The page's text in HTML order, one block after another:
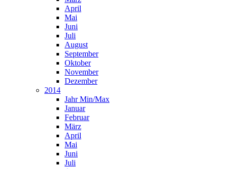
April
Mai
Juni
Juli
August
September
Oktober
November
Dezember
2014
Jahr Min/Max
Januar
Februar
März
April
Mai
Juni
Juli